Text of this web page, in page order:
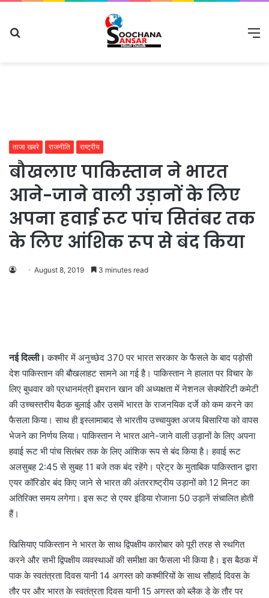
ताजा खबरे राजनीति राष्ट्रीय
बौखलाए पाकिस्तान ने भारत
आने-जाने वाली उड़ानों के लिए
अपना हवाई रूट पांच सितंबर तक
के लिए आंशिक रूप से बंद किया
August 8, 2019 3 minutes read
नई दिल्ली। कश्मीर में अनुच्छेद 370 पर भारत सरकार के फैसले के बाद पड़ोसी
देश पाकिस्तान की बौखलाहट सामने आ गई है। पाकिस्तान ने हालात पर विचार के
लिए बुधवार को प्रधानमंत्री इमरान खान की अध्यक्षता में नेशनल सेक्योरिटी कमेटी
की उच्चस्तरीय बैठक बुलाई और उसमें भारत के राजनयिक दर्जे को कम करने का
फैसला किया। साथ ही इस्लामाबाद से भारतीय उच्चायुक्त अजय बिसारिया को वापस
भेजने का निर्णय लिया। पाकिस्तान ने भारत आने-जाने वाली उड़ानों के लिए अपना
हवाई रूट भी पांच सितंबर तक के लिए आंशिक रूप से बंद किया है। हवाई रूट
अलसुबह 2:45 से सुबह 11 बजे तक बंद रहेंगे। प्रेट्र के मुताबिक पाकिस्तान द्वारा
एयर कॉरिडोर बंद किए जाने से भारत की अंतरराष्ट्रीय उड़ानों को 12 मिनट का
अतिरिक्त समय लगेगा। इस रूट से एयर इंडिया रोजाना 50 उड़ानें संचालित होती
हैं।
खिसियाए पाकिस्तान ने भारत के साथ द्विपक्षीय कारोबार को पूरी तरह से स्थगित
करने और सभी द्विपक्षीय व्यवस्थाओं की समीक्षा का फैसला भी किया है। इस बैठक में
पाक के स्वतंत्रता दिवस यानी 14 अगस्त को कश्मीरियों के साथ सौहार्द दिवस के
तौर पर और भारत के स्वतंत्रता दिवस यानी 15 अगस्त को ब्लैक डे के तौर पर